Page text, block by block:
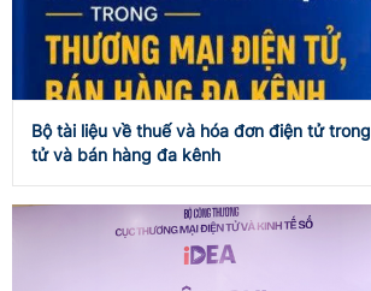
Bộ tài liệu về thuế và hóa đơn điện tử
tử và bán hàng đa kênh